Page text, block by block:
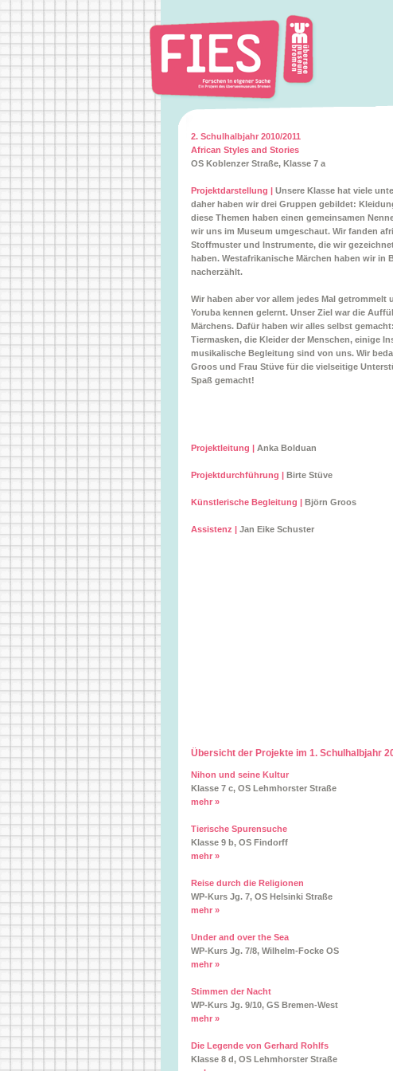
2. Schulhalbjahr 2010/2011
African Styles and Stories
OS Koblenzer Straße, Klasse 7 a
Projektdarstellung | Unsere Klasse hat viele
daher haben wir drei Gruppen gebildet:
diese Themen haben einen gemeinsamen
wir uns im Museum umgeschaut. Wir fanden
Stoffmuster und Instrumente, die wir
haben. Westafrikanische Märchen haben wir in
nacherzählt.
Wir haben aber vor allem jedes Mal getrommelt
Yoruba kennen gelernt. Unser Ziel war die
Märchens. Dafür haben wir alles selbst
Tiermasken, die Kleider der Menschen, einige
musikalische Begleitung sind von uns. Wir
Groos und Frau Stüve für die vielseitige
Spaß gemacht!
Projektleitung | Anka Bolduan
Projektdurchführung | Birte Stüve
Künstlerische Begleitung | Björn Groos
Assistenz | Jan Eike Schuster
Übersicht der Projekte im 1. Schulhalbjahr
Nihon und seine Kultur
Klasse 7 c, OS Lehmhorster Straße
mehr »
Tierische Spurensuche
Klasse 9 b, OS Findorff
mehr »
Reise durch die Religionen
WP-Kurs Jg. 7, OS Helsinki Straße
mehr »
Under and over the Sea
WP-Kurs Jg. 7/8, Wilhelm-Focke OS
mehr »
Stimmen der Nacht
WP-Kurs Jg. 9/10, GS Bremen-West
mehr »
Die Legende von Gerhard Rohlfs
Klasse 8 d, OS Lehmhorster Straße